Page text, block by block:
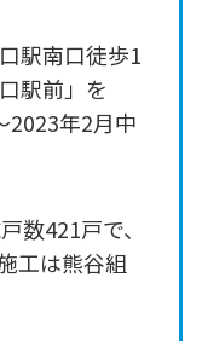
駅南口徒歩1
駅前」を
2023年2月中
数421戸で、
工は熊谷組